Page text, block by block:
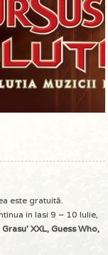
este gratuită.
in Iasi 9 – 10 Iulie,
Grasu’ XXL, Guess Who,